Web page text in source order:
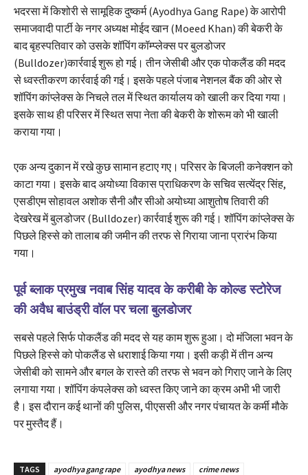
भदरसा में किशोरी से सामूहिक दुष्कर्म (Ayodhya Gang Rape) के आरोपी
समाजवादी पार्टी के नगर अध्यक्ष मोईद खान (Moeed Khan) की बेकरी के
बाद बृहस्पतिवार को उसके शॉपिंग कॉम्प्लेक्स पर बुलडोजर
(Bulldozer)कार्रवाई शुरू हो गई। तीन जेसीबी और एक पोकलैंड की मदद
से ध्वस्तीकरण कार्रवाई की गई। इसके पहले पंजाब नेशनल बैंक की ओर से
शॉपिंग कांप्लेक्स के निचले तल में स्थित कार्यालय को खाली कर दिया गया।
इसके साथ ही परिसर में स्थित सपा नेता की बेकरी के शोरूम को भी खाली
कराया गया।
एक अन्य दुकान में रखे कुछ सामान हटाए गए। परिसर के बिजली कनेक्शन को
काटा गया। इसके बाद अयोध्या विकास प्राधिकरण के सचिव सत्येंद्र सिंह,
एसडीएम सोहावल अशोक सैनी और सीओ अयोध्या आशुतोष तिवारी की
देखरेख में बुलडोजर (Bulldozer) कार्रवाई शुरू की गई। शॉपिंग कांप्लेक्स के
पिछले हिस्से को तालाब की जमीन की तरफ से गिराया जाना प्रारंभ किया
गया।
पूर्व ब्लाक प्रमुख नवाब सिंह यादव के करीबी के कोल्ड स्टोरेज
की अवैध बाउंड्री वॉल पर चला बुलडोजर
सबसे पहले सिर्फ पोकलैंड की मदद से यह काम शुरू हुआ। दो मंजिला भवन के
पिछले हिस्से को पोकलैंड से धराशाई किया गया। इसी कड़ी में तीन अन्य
जेसीबी को सामने और बगल के रास्ते की तरफ से भवन को गिराए जाने के लिए
लगाया गया। शॉपिंग कंपलेक्स को ध्वस्त किए जाने का क्रम अभी भी जारी
है। इस दौरान कई थानों की पुलिस, पीएससी और नगर पंचायत के कर्मी मौके
पर मुस्तैद हैं।
TAGS ayodhya gang rape ayodhya news
crime news